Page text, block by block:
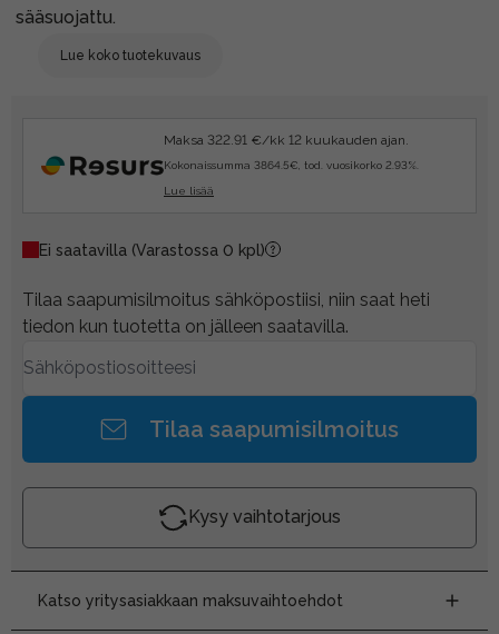
sääsuojattu.
Lue koko tuotekuvaus
Maksa 322.91 €/kk 12 kuukauden ajan.
Kokonaissumma 3864.5€, tod. vuosikorko 2.93%.
Lue lisää
Ei saatavilla (Varastossa 0 kpl)
Tilaa saapumisilmoitus sähköpostiisi, niin saat heti
tiedon kun tuotetta on jälleen saatavilla.
Tilaa saapumisilmoitus
Kysy vaihtotarjous
Katso yritysasiakkaan maksuvaihtoehdot